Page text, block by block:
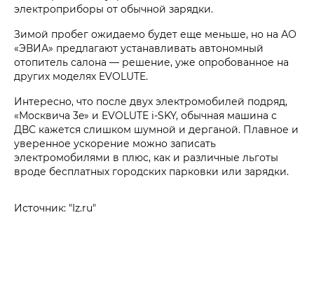
электроприборы от обычной зарядки.
Зимой пробег ожидаемо будет еще меньше, но на АО
«ЭВИА» предлагают устанавливать автономный
отопитель салона — решение, уже опробованное на
других моделях EVOLUTE.
Интересно, что после двух электромобилей подряд,
«Москвича 3e» и EVOLUTE i‑SKY, обычная машина с
ДВС кажется слишком шумной и дерганой. Плавное и
уверенное ускорение можно записать
электромобилями в плюс, как и различные льготы
вроде бесплатных городских парковки или зарядки.
Источник: "Iz.ru"